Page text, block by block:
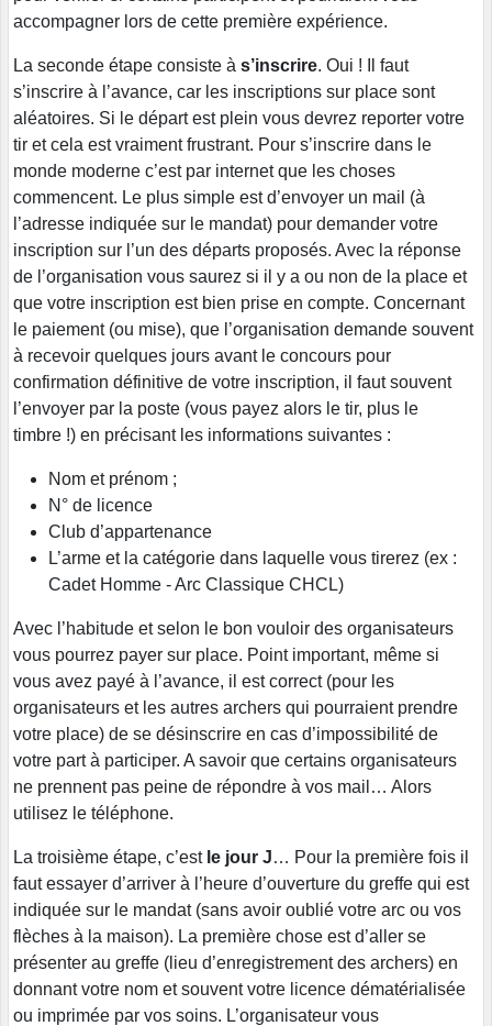
accompagner lors de cette première expérience.
La seconde étape consiste à s’inscrire. Oui ! Il faut
s’inscrire à l’avance, car les inscriptions sur place sont
aléatoires. Si le départ est plein vous devrez reporter votre
tir et cela est vraiment frustrant. Pour s’inscrire dans le
monde moderne c’est par internet que les choses
commencent. Le plus simple est d’envoyer un mail (à
l’adresse indiquée sur le mandat) pour demander votre
inscription sur l’un des départs proposés. Avec la réponse
de l’organisation vous saurez si il y a ou non de la place et
que votre inscription est bien prise en compte. Concernant
le paiement (ou mise), que l’organisation demande souvent
à recevoir quelques jours avant le concours pour
confirmation définitive de votre inscription, il faut souvent
l’envoyer par la poste (vous payez alors le tir, plus le
timbre !) en précisant les informations suivantes :
Nom et prénom ;
N° de licence
Club d’appartenance
L’arme et la catégorie dans laquelle vous tirerez (ex :
Cadet Homme - Arc Classique CHCL)
Avec l’habitude et selon le bon vouloir des organisateurs
vous pourrez payer sur place. Point important, même si
vous avez payé à l’avance, il est correct (pour les
organisateurs et les autres archers qui pourraient prendre
votre place) de se désinscrire en cas d’impossibilité de
votre part à participer. A savoir que certains organisateurs
ne prennent pas peine de répondre à vos mail… Alors
utilisez le téléphone.
La troisième étape, c’est le jour J… Pour la première fois il
faut essayer d’arriver à l’heure d’ouverture du greffe qui est
indiquée sur le mandat (sans avoir oublié votre arc ou vos
flèches à la maison). La première chose est d’aller se
présenter au greffe (lieu d’enregistrement des archers) en
donnant votre nom et souvent votre licence dématérialisée
ou imprimée par vos soins. L’organisateur vous